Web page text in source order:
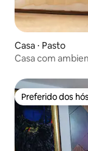
Casa ⋅ Pasto
Casa com
Preferido dos
Preferido dos